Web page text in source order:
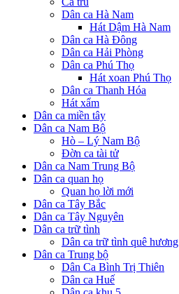
Dân ca Hà Nam
Hát Dậm Hà Nam
Dân ca Hà Đông
Dân ca Hải Phòng
Dân ca Phú Thọ
Hát xoan Phú Thọ
Dân ca Thanh Hóa
Hát xẩm
Dân ca miền tây
Dân ca Nam Bộ
Hò – Lý Nam Bộ
Đờn ca tài tử
Dân ca Nam Trung Bộ
Dân ca quan họ
Quan họ lời mới
Dân ca Tây Bắc
Dân ca Tây Nguyên
Dân ca trữ tình
Dân ca trữ tình quê hương
Dân ca Trung bộ
Dân Ca Bình Trị Thiên
Dân ca Huế